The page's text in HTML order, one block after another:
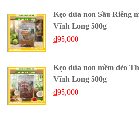
Kẹo dừa non Sầu Riêng
Vĩnh Long 500g
₫95,000
Kẹo dừa non mềm dẻo
Vĩnh Long 500g
₫95,000